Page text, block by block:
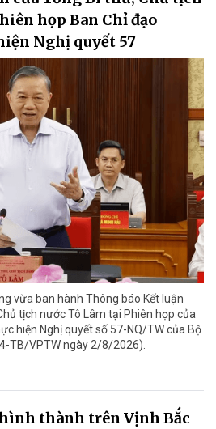
họp Ban Chỉ đạo
Nghị quyết 57
vừa ban hành Thông báo Kết luận
tịch nước Tô Lâm tại Phiên họp của
hiện Nghị quyết số 57-NQ/TW của Bộ
TB/VPTW ngày 2/8/2026).
thành trên Vịnh Bắc